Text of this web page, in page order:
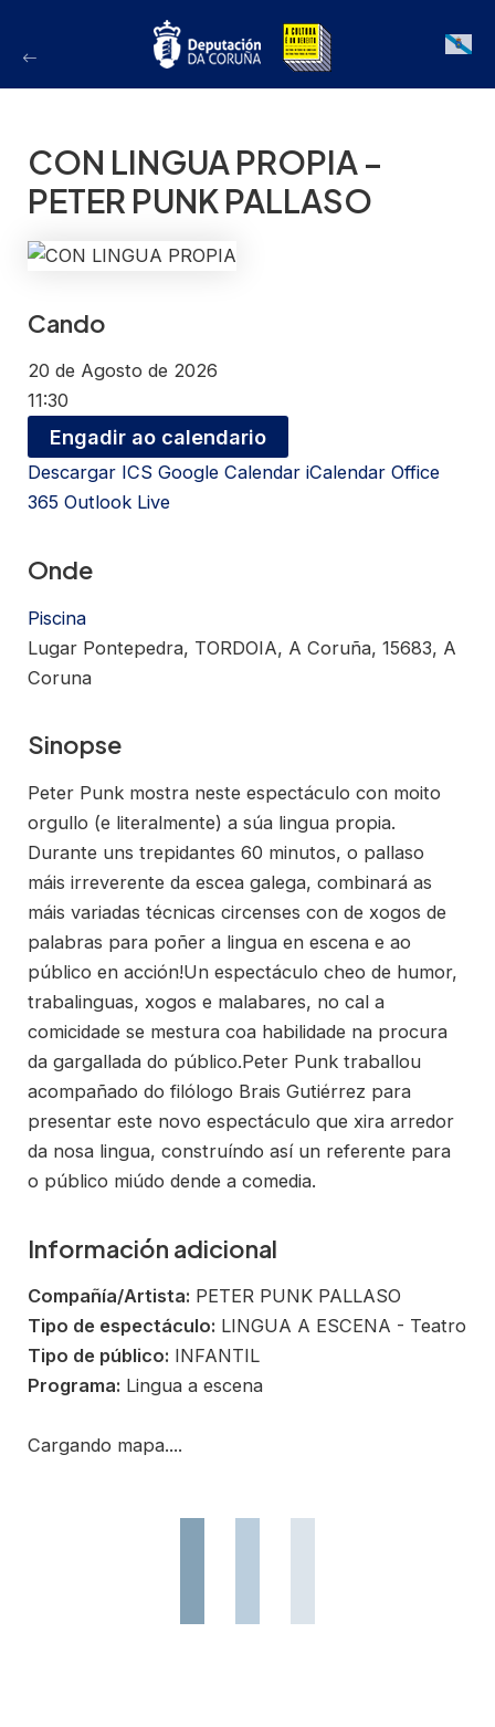
Galician
CON LINGUA PROPIA –
PETER PUNK PALLASO
Cando
20 de Agosto de 2026
11:30
Engadir ao calendario
Descargar ICS Google Calendar iCalendar Office
365 Outlook Live
Onde
Piscina
Lugar Pontepedra, TORDOIA, A Coruña, 15683, A
Coruna
Sinopse
Peter Punk mostra neste espectáculo con moito
orgullo (e literalmente) a súa lingua propia.
Durante uns trepidantes 60 minutos, o pallaso
máis irreverente da escea galega, combinará as
máis variadas técnicas circenses con de xogos de
palabras para poñer a lingua en escena e ao
público en acción!Un espectáculo cheo de humor,
trabalinguas, xogos e malabares, no cal a
comicidade se mestura coa habilidade na procura
da gargallada do público.Peter Punk traballou
acompañado do filólogo Brais Gutiérrez para
presentar este novo espectáculo que xira arredor
da nosa lingua, construíndo así un referente para
o público miúdo dende a comedia.
Información adicional
Compañía/Artista: PETER PUNK PALLASO
Tipo de espectáculo: LINGUA A ESCENA - Teatro
Tipo de público: INFANTIL
Programa: Lingua a escena
Cargando mapa....